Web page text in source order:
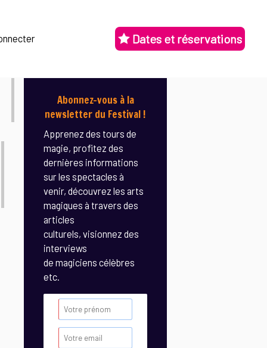
Dates et réservations
Abonnez-vous à la
newsletter du Festival !
Apprenez des tours de
magie, profitez des
dernières informations
sur les spectacles à
venir, découvrez les arts
magiques à travers des
articles
culturels, visionnez des
interviews
de magiciens célèbres
etc.